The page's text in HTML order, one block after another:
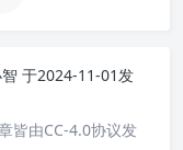
于2024-11-01发
皆由CC-4.0协议发